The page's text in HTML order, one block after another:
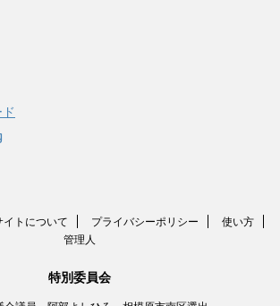
イトについて プライバシーポリシー
使い方
管理人
特別委員会